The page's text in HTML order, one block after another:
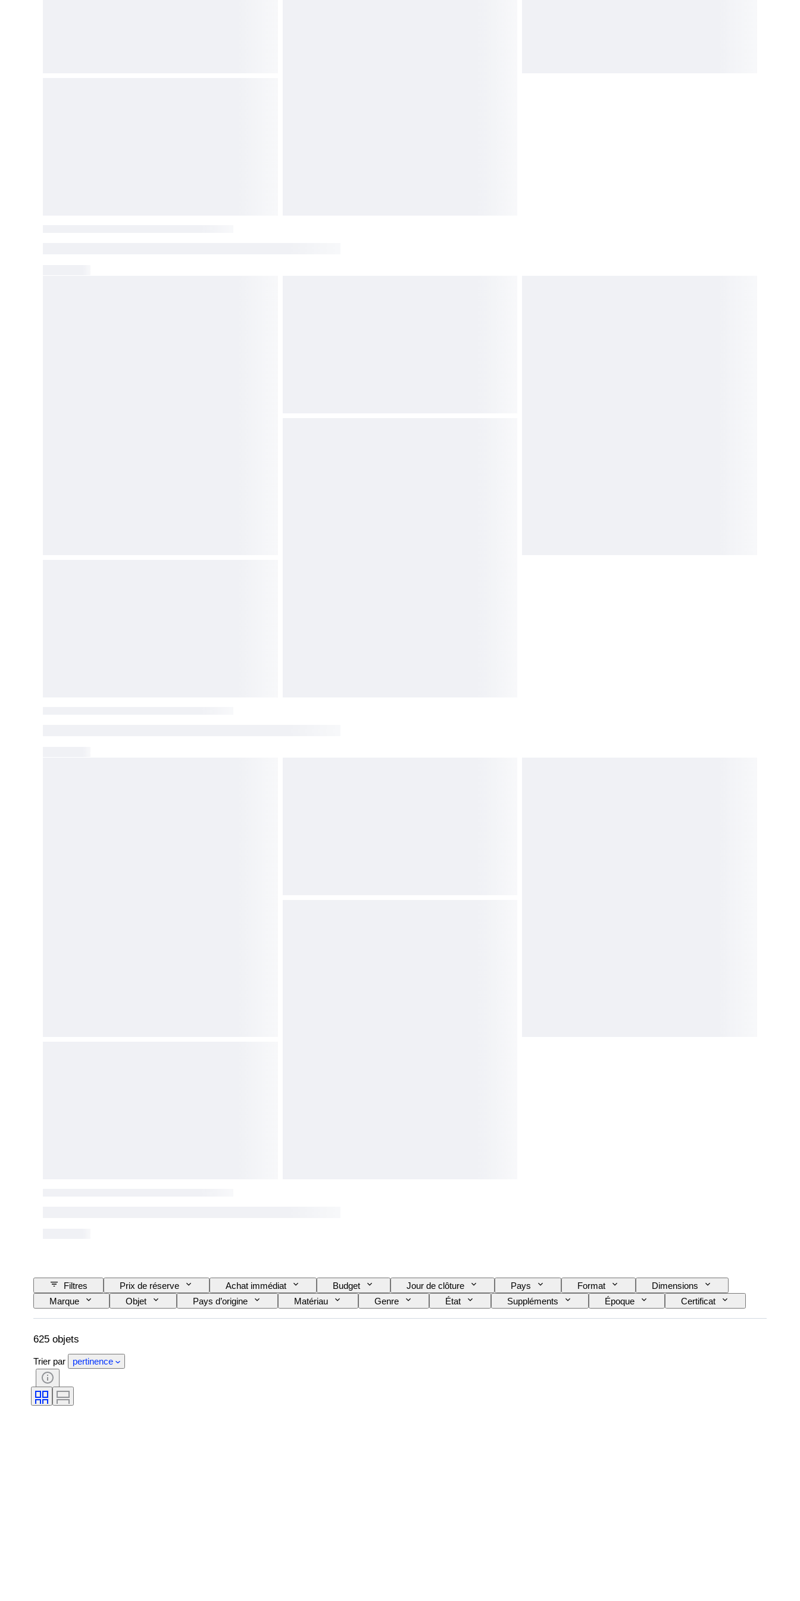
Filtres Prix de réserve Achat immédiat Budget Jour de clôture Pays Format
Dimensions
Marque
Objet Pays d’origine Matériau Genre État Suppléments Époque
Certificat
Style
Signature Couleur Taille du vêtement Original / Réplique Testé et en état de marche
Type de jumelles
625 objets
Trier par pertinence